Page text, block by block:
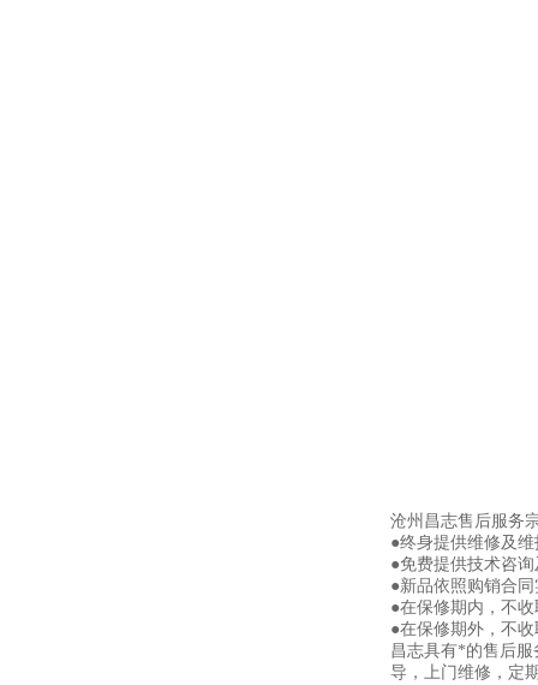
沧州昌志售后服务
●终身提供维修及
●免费提供技术咨
●新品依照购销合
●在保修期内，不
●在保修期外，不
昌志具有*的售后
导，上门维修，定